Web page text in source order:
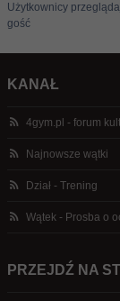
Użytkownicy
gość
KANAŁ
4gym.pl - forum
Najnowsze wątki
Dział - Trening
Wątek - Prosba o
PRZEJDŹ NA